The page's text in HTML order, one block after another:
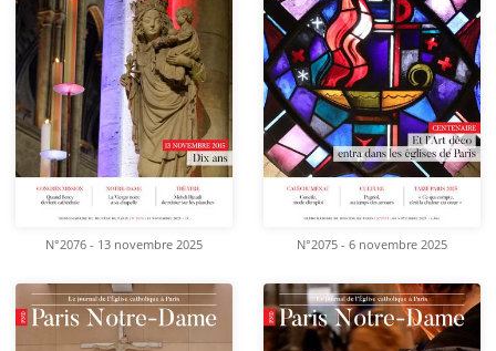
N°2076 - 13 novembre 2025 N°2075 - 6 novembre 2025